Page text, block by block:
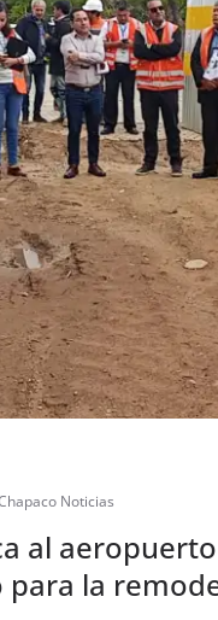
Noticias
al
la